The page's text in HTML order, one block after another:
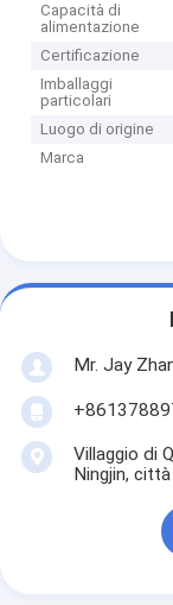
Capacità di
alimentazione
Certificazione
Imballaggi
particolari
Luogo di origine
Marca
Mr. Jay
Villaggio di
Ningjin,